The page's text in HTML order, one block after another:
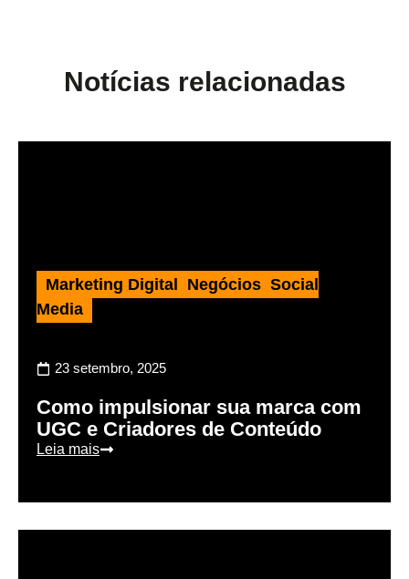
Notícias relacionadas
Marketing Digital Negócios Social
Media
23 setembro, 2025
Como impulsionar sua marca com
UGC e Criadores de Conteúdo
Leia mais